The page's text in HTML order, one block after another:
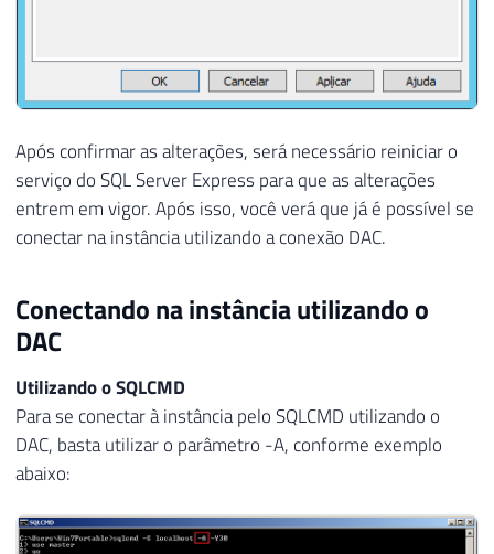
Após confirmar as alterações, será necessário reiniciar o
serviço do SQL Server Express para que as alterações
entrem em vigor. Após isso, você verá que já é possível se
conectar na instância utilizando a conexão DAC.
Conectando na instância utilizando o
DAC
Utilizando o SQLCMD
Para se conectar à instância pelo SQLCMD utilizando o
DAC, basta utilizar o parâmetro -A, conforme exemplo
abaixo: